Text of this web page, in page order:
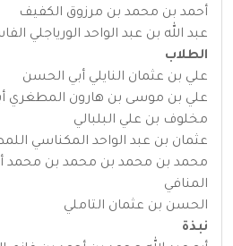
أحمد بن محمد بن مرزوق الكفيف
عبد الله بن عبد الواحد الورياجلي
الطلاب
علي بن عثمان النايلي أبي الحسن
علي بن موسى بن هارون المطغري
مخلوف بن علي البلبالي
عثمان بن عبد الواحد المكناسي
محمد بن محمد بن محمد بن محمد
المنافي
الحسن بن عثمان التاملي
نبذة